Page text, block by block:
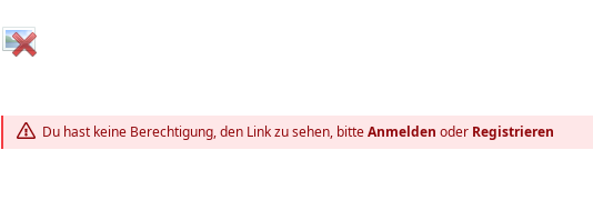
Du hast keine Berechtigung, den Link zu sehen, bitteAnmelden oder Registrieren